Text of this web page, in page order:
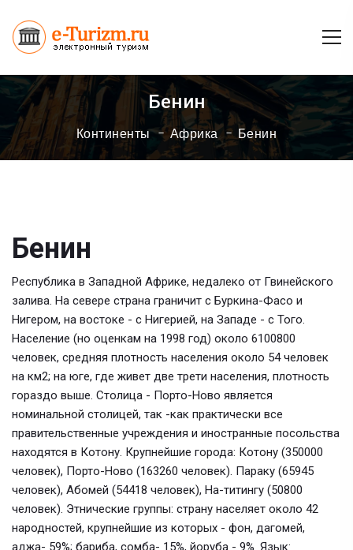
Бенин
Континенты Африка Бенин
Бенин
Республика в Западной Африке, недалеко от Гвинейского
залива. На севере страна граничит с Буркина-Фасо и
Нигером, на востоке - с Нигерией, на Западе - с Того.
Население (но оценкам на 1998 год) около 6100800
человек, средняя плотность населения около 54 человек
на км2; на юге, где живет две трети населения, плотность
гораздо выше. Столица - Порто-Ново является
номинальной столицей, так -как практически все
правительственные учреждения и иностранные посольства
находятся в Котону. Крупнейшие города: Котону (350000
человек), Порто-Ново (163260 человек). Параку (65945
человек), Абомей (54418 человек), На-титингу (50800
человек). Этнические группы: страну населяет около 42
народностей, крупнейшие из которых - фон, дагомей,
аджа- 59%; бариба, сомба- 15%, йоруба - 9%. Язык: